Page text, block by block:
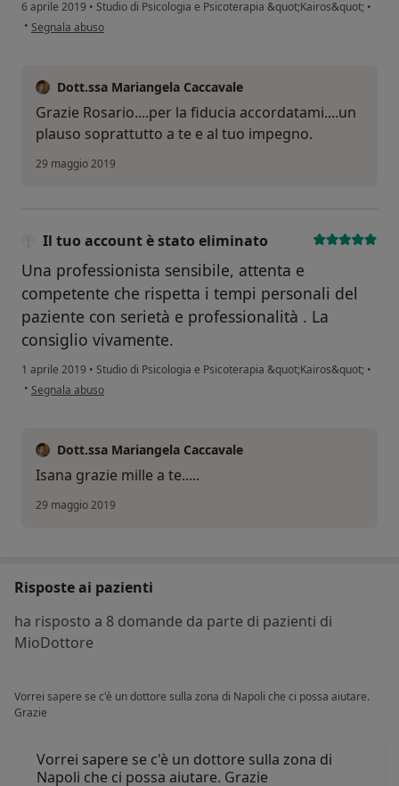
6 aprile 2019 • Studio di Psicologia e Psicoterapia &quot;Kairos&quot; •
• secondo l'opinione dell'utente rosario.c
Segnala abuso
Dott.ssa Mariangela Caccavale
Grazie Rosario....per la fiducia accordatami....un
plauso soprattutto a te e al tuo impegno.
29 maggio 2019
Il tuo account è stato eliminato
Una professionista sensibile, attenta e
competente che rispetta i tempi personali del
paziente con serietà e professionalità . La
consiglio vivamente.
1 aprile 2019 • Studio di Psicologia e Psicoterapia &quot;Kairos&quot; •
• secondo l'opinione dell'utente Il tuo account è stato eliminato
Segnala abuso
Dott.ssa Mariangela Caccavale
Isana grazie mille a te.....
29 maggio 2019
Risposte ai pazienti
ha risposto a 8 domande da parte di pazienti di
MioDottore
Vorrei sapere se c'è un dottore sulla zona di Napoli che ci possa aiutare.
Grazie
Vorrei sapere se c'è un dottore sulla zona di
Napoli che ci possa aiutare. Grazie